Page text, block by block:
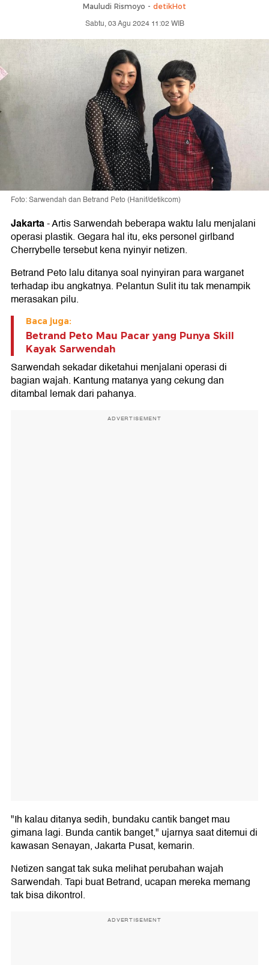
Mauludi Rismoyo - detikHot
Sabtu, 03 Agu 2024 11:02 WIB
Foto: Sarwendah dan Betrand Peto (Hanif/detikcom)
Jakarta-Artis Sarwendah beberapa waktu lalu menjalani
operasi plastik. Gegara hal itu, eks personel girlband
Cherrybelle tersebut kena nyinyir netizen.
Betrand Peto lalu ditanya soal nyinyiran para warganet
terhadap ibu angkatnya. Pelantun Sulit itu tak menampik
merasakan pilu.
Baca juga:
Betrand Peto Mau Pacar yang Punya Skill
Kayak Sarwendah
Sarwendah sekadar diketahui menjalani operasi di
bagian wajah. Kantung matanya yang cekung dan
ditambal lemak dari pahanya.
ADVERTISEMENT
"Ih kalau ditanya sedih, bundaku cantik banget mau
gimana lagi. Bunda cantik banget," ujarnya saat ditemui di
kawasan Senayan, Jakarta Pusat, kemarin.
Netizen sangat tak suka melihat perubahan wajah
Sarwendah. Tapi buat Betrand, ucapan mereka memang
tak bisa dikontrol.
ADVERTISEMENT